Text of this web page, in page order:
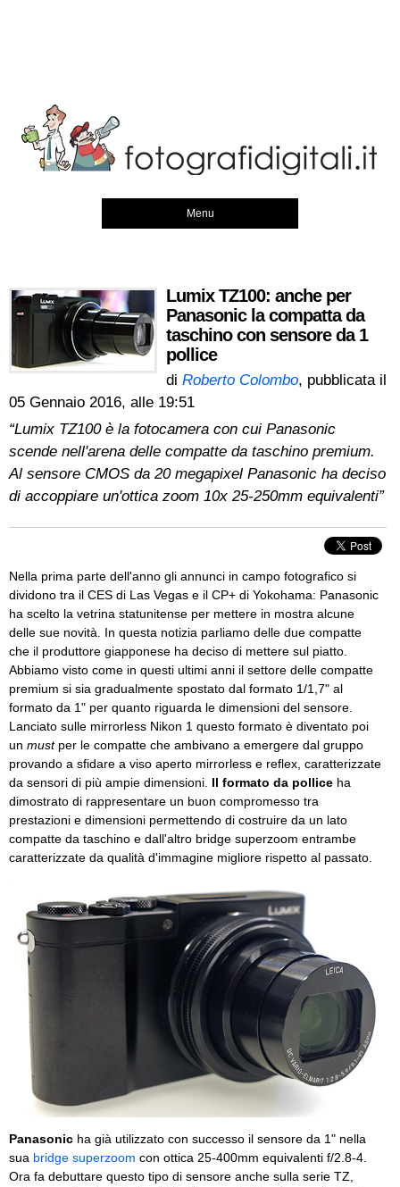
Menu
Lumix TZ100: anche per
Panasonic la compatta da
taschino con sensore da 1
pollice
di Roberto Colombo, pubblicata il
05 Gennaio 2016, alle 19:51
“Lumix TZ100 è la fotocamera con cui Panasonic
scende nell'arena delle compatte da taschino premium.
Al sensore CMOS da 20 megapixel Panasonic ha deciso
di accoppiare un'ottica zoom 10x 25-250mm equivalenti”
Nella prima parte dell'anno gli annunci in campo fotografico si
dividono tra il CES di Las Vegas e il CP+ di Yokohama: Panasonic
ha scelto la vetrina statunitense per mettere in mostra alcune
delle sue novità. In questa notizia parliamo delle due compatte
che il produttore giapponese ha deciso di mettere sul piatto.
Abbiamo visto come in questi ultimi anni il settore delle compatte
premium si sia gradualmente spostato dal formato 1/1,7" al
formato da 1" per quanto riguarda le dimensioni del sensore.
Lanciato sulle mirrorless Nikon 1 questo formato è diventato poi
un mustper le compatte che ambivano a emergere dal gruppo
provando a sfidare a viso aperto mirrorless e reflex, caratterizzate
da sensori di più ampie dimensioni. Il formato da pollice ha
dimostrato di rappresentare un buon compromesso tra
prestazioni e dimensioni permettendo di costruire da un lato
compatte da taschino e dall'altro bridge superzoom entrambe
caratterizzate da qualità d'immagine migliore rispetto al passato.
Panasonic ha già utilizzato con successo il sensore da 1" nella
sua bridge superzoom con ottica 25-400mm equivalenti f/2.8-4.
Ora fa debuttare questo tipo di sensore anche sulla serie TZ,